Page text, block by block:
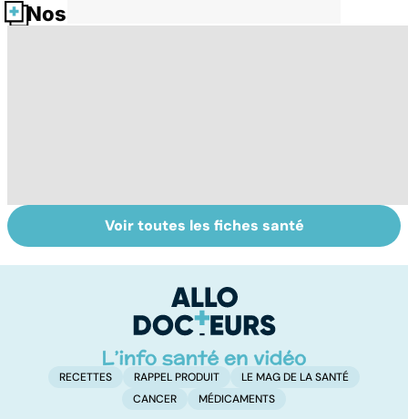
Nos fiches santé
Tout savoir sur
les infections
Inflammation des
amygdales : que
d'angine ?
Voir toutes les fiches santé
RECETTES RAPPEL PRODUIT
LE MAG DE LA SANTÉ
CANCER
MÉDICAMENTS